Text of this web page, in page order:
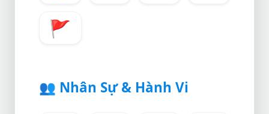
🚩
👥 Nhân Sự & Hành Vi